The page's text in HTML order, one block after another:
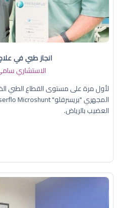
انجاز طبي في
الاستشاري
لأول مرة على مستوى القطاع الطبي
العضيب بالرياض.